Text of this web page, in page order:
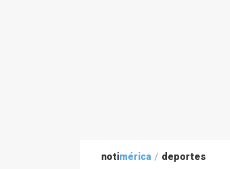
notimérica / deportes